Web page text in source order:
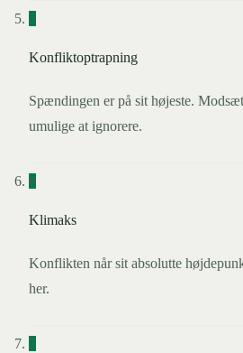
5
Konfliktoptrapning
Spændingen er på sit højeste.
umulige at ignorere.
6
Klimaks
Konflikten når sit absolutte
her.
7